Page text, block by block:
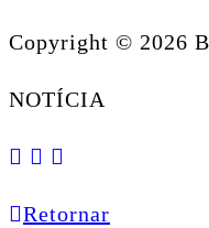
Copyright © 2026
NOTÍCIA
Retornar